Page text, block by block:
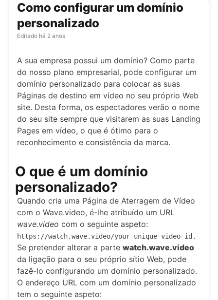
Como configurar um domínio
personalizado
Editado há 2 anos
A sua empresa possui um domínio? Como parte
do nosso plano empresarial, pode configurar um
domínio personalizado para colocar as suas
Páginas de destino em vídeo no seu próprio Web
site. Desta forma, os espectadores verão o nome
do seu site sempre que visitarem as suas Landing
Pages em vídeo, o que é ótimo para o
reconhecimento e consistência da marca.
O que é um domínio
personalizado?
Quando cria uma Página de Aterragem de Vídeo
com o Wave.video, é-lhe atribuído um URL
wave.video com o seguinte aspeto:
https://watch.wave.video/your-unique-video-id.
Se pretender alterar a parte watch.wave.video
da ligação para o seu próprio sítio Web, pode
fazê-lo configurando um domínio personalizado.
O endereço URL com um domínio personalizado
tem o seguinte aspeto: